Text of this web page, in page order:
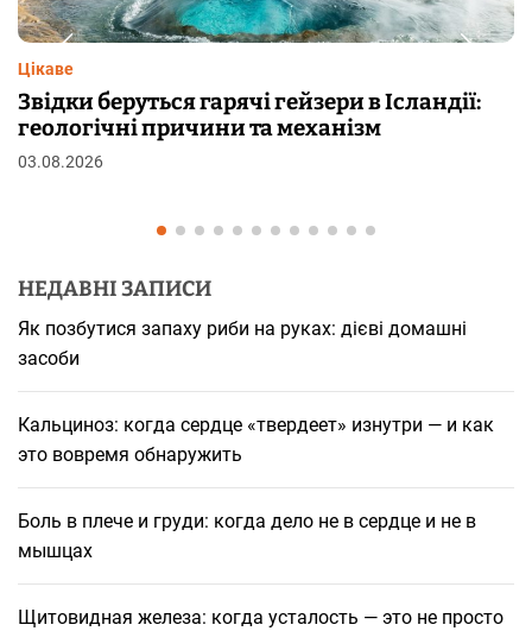
в Ісландії:
Чому від переляку
шкірі: фізіологія
НЕДАВНІ ЗАПИСИ
Як позбутися запаху риби на руках: дієві домашні
засоби
Кальциноз: когда сердце «твердеет» изнутри — и как
это вовремя обнаружить
Боль в плече и груди: когда дело не в сердце и не в
мышцах
Щитовидная железа: когда усталость — это не просто